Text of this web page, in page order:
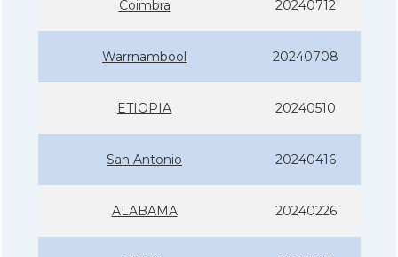
Coimbra 20240712
Warrnambool 20240708
ETIOPIA 20240510
San Antonio 20240416
ALABAMA 20240226